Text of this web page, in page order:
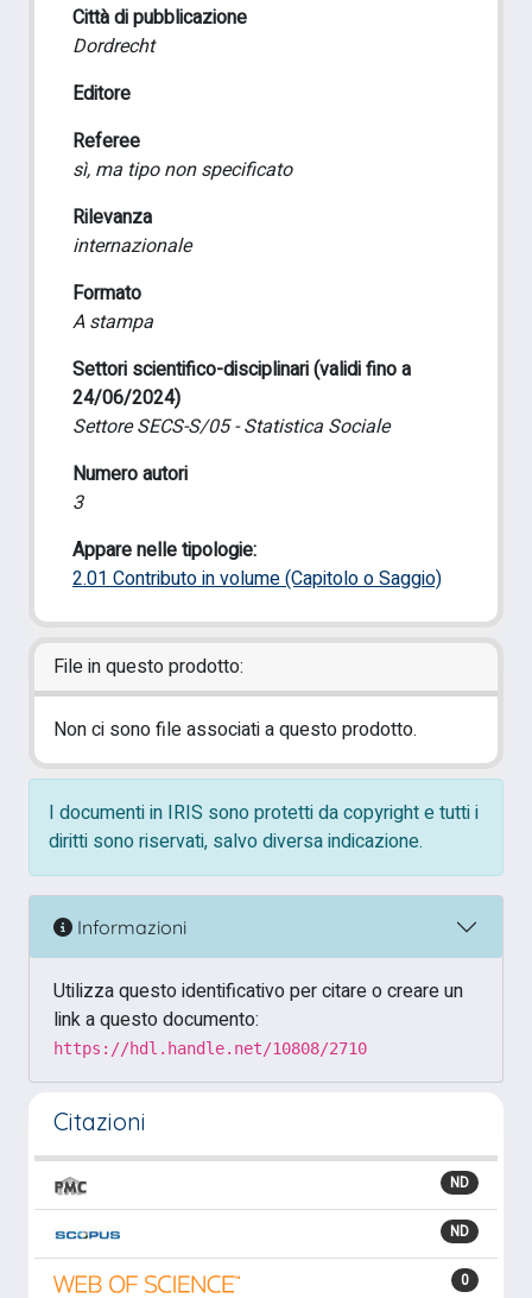
Città di pubblicazione
Dordrecht
Editore
Referee
sì, ma tipo non specificato
Rilevanza
internazionale
Formato
A stampa
Settori scientifico-disciplinari (validi fino a
24/06/2024)
Settore SECS-S/05 - Statistica Sociale
Numero autori
3
Appare nelle tipologie:
2.01 Contributo in volume (Capitolo o Saggio)
File in questo prodotto:
Non ci sono file associati a questo prodotto.
I documenti in IRIS sono protetti da copyright e tutti i
diritti sono riservati, salvo diversa indicazione.
Informazioni
Utilizza questo identificativo per citare o creare un
link a questo documento:
https://hdl.handle.net/10808/2710
Citazioni
ND
ND
0